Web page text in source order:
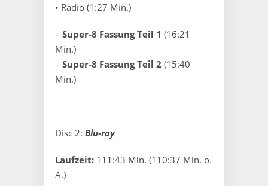
• Radio (1:27 Min.)
– Super-8 Fassung Teil 1 (16:21
Min.)
– Super-8 Fassung Teil 2 (15:40
Min.)
Disc 2: Blu-ray
Laufzeit: 111:43 Min. (110:37 Min. o.
A.)